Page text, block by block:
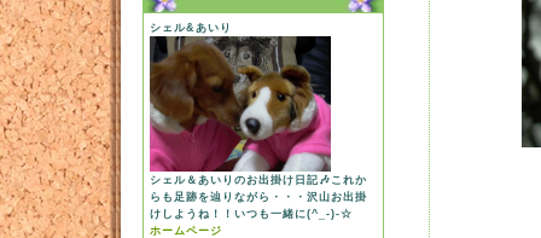
シェル&あいり
シェル＆あいりのお出掛け日記🎶これか
らも足跡を辿りながら・・・沢山お出掛
けしようね！！いつも一緒に(^_-)-☆
ホームページ